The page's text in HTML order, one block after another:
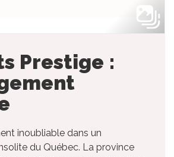
Prestige :
inoubliable dans un
du Québec. La province